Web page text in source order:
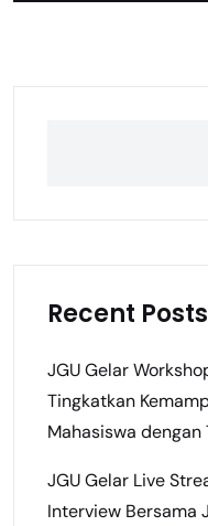
Recent Posts
JGU Gelar
Tingkatkan
Mahasiswa dengan
JGU Gelar Live
Interview Bersama